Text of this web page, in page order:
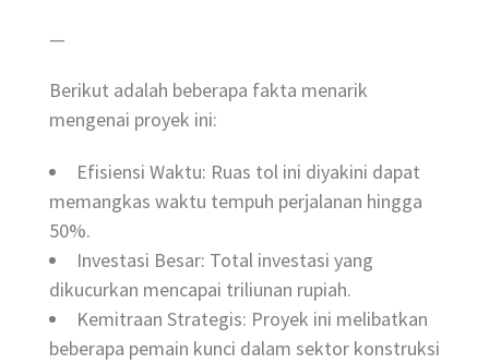
—
Berikut adalah beberapa fakta menarik
mengenai proyek ini:
Efisiensi Waktu: Ruas tol ini diyakini dapat
memangkas waktu tempuh perjalanan hingga
50%.
Investasi Besar: Total investasi yang
dikucurkan mencapai triliunan rupiah.
Kemitraan Strategis: Proyek ini melibatkan
beberapa pemain kunci dalam sektor konstruksi